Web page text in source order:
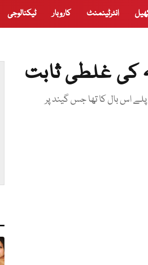
انٹرٹینمنٹ کاروبار ٹیکنالوجی
کی غلطی ثابت
اس بال کا تھا جس گیند پر